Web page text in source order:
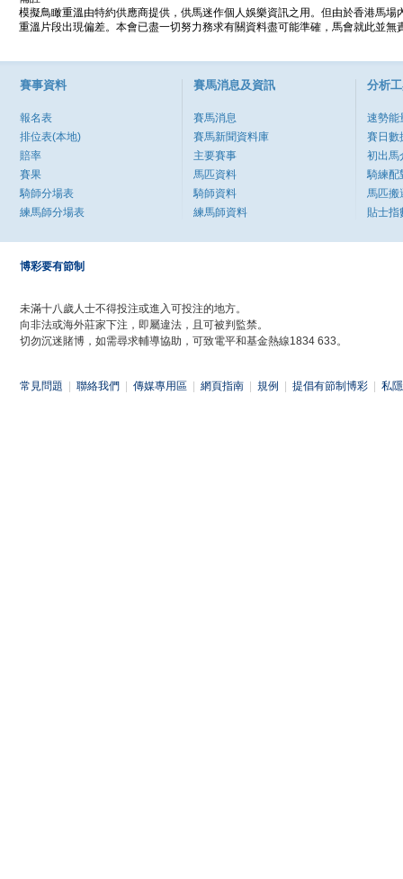
模擬鳥瞰重溫由特約供應商提供，供馬迷作個人娛樂資訊之用。但由於香港馬
重溫片段出現偏差。本會已盡一切努力務求有關資料盡可能準確，馬會就此並
賽事資料
報名表
排位表(本地)
賠率
賽果
騎師分場表
練馬師分場表
賽馬消息及資訊
賽馬消息
賽馬新聞資料庫
主要賽事
馬匹資料
騎師資料
練馬師資料
分析
速勢能
賽日數
初出馬
騎練配
馬匹搬
貼士指
博彩要有節制
未滿十八歲人士不得投注或進入可投注的地方。
向非法或海外莊家下注，即屬違法，且可被判監禁。
切勿沉迷賭博，如需尋求輔導協助，可致電平和基金熱線1834 633。
常見問題 聯絡我們 傳媒專用區 網頁指南 規例 提倡有節制博彩 私